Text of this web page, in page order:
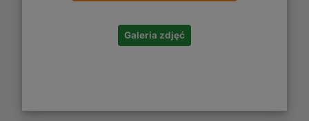
Galeria zdjęć